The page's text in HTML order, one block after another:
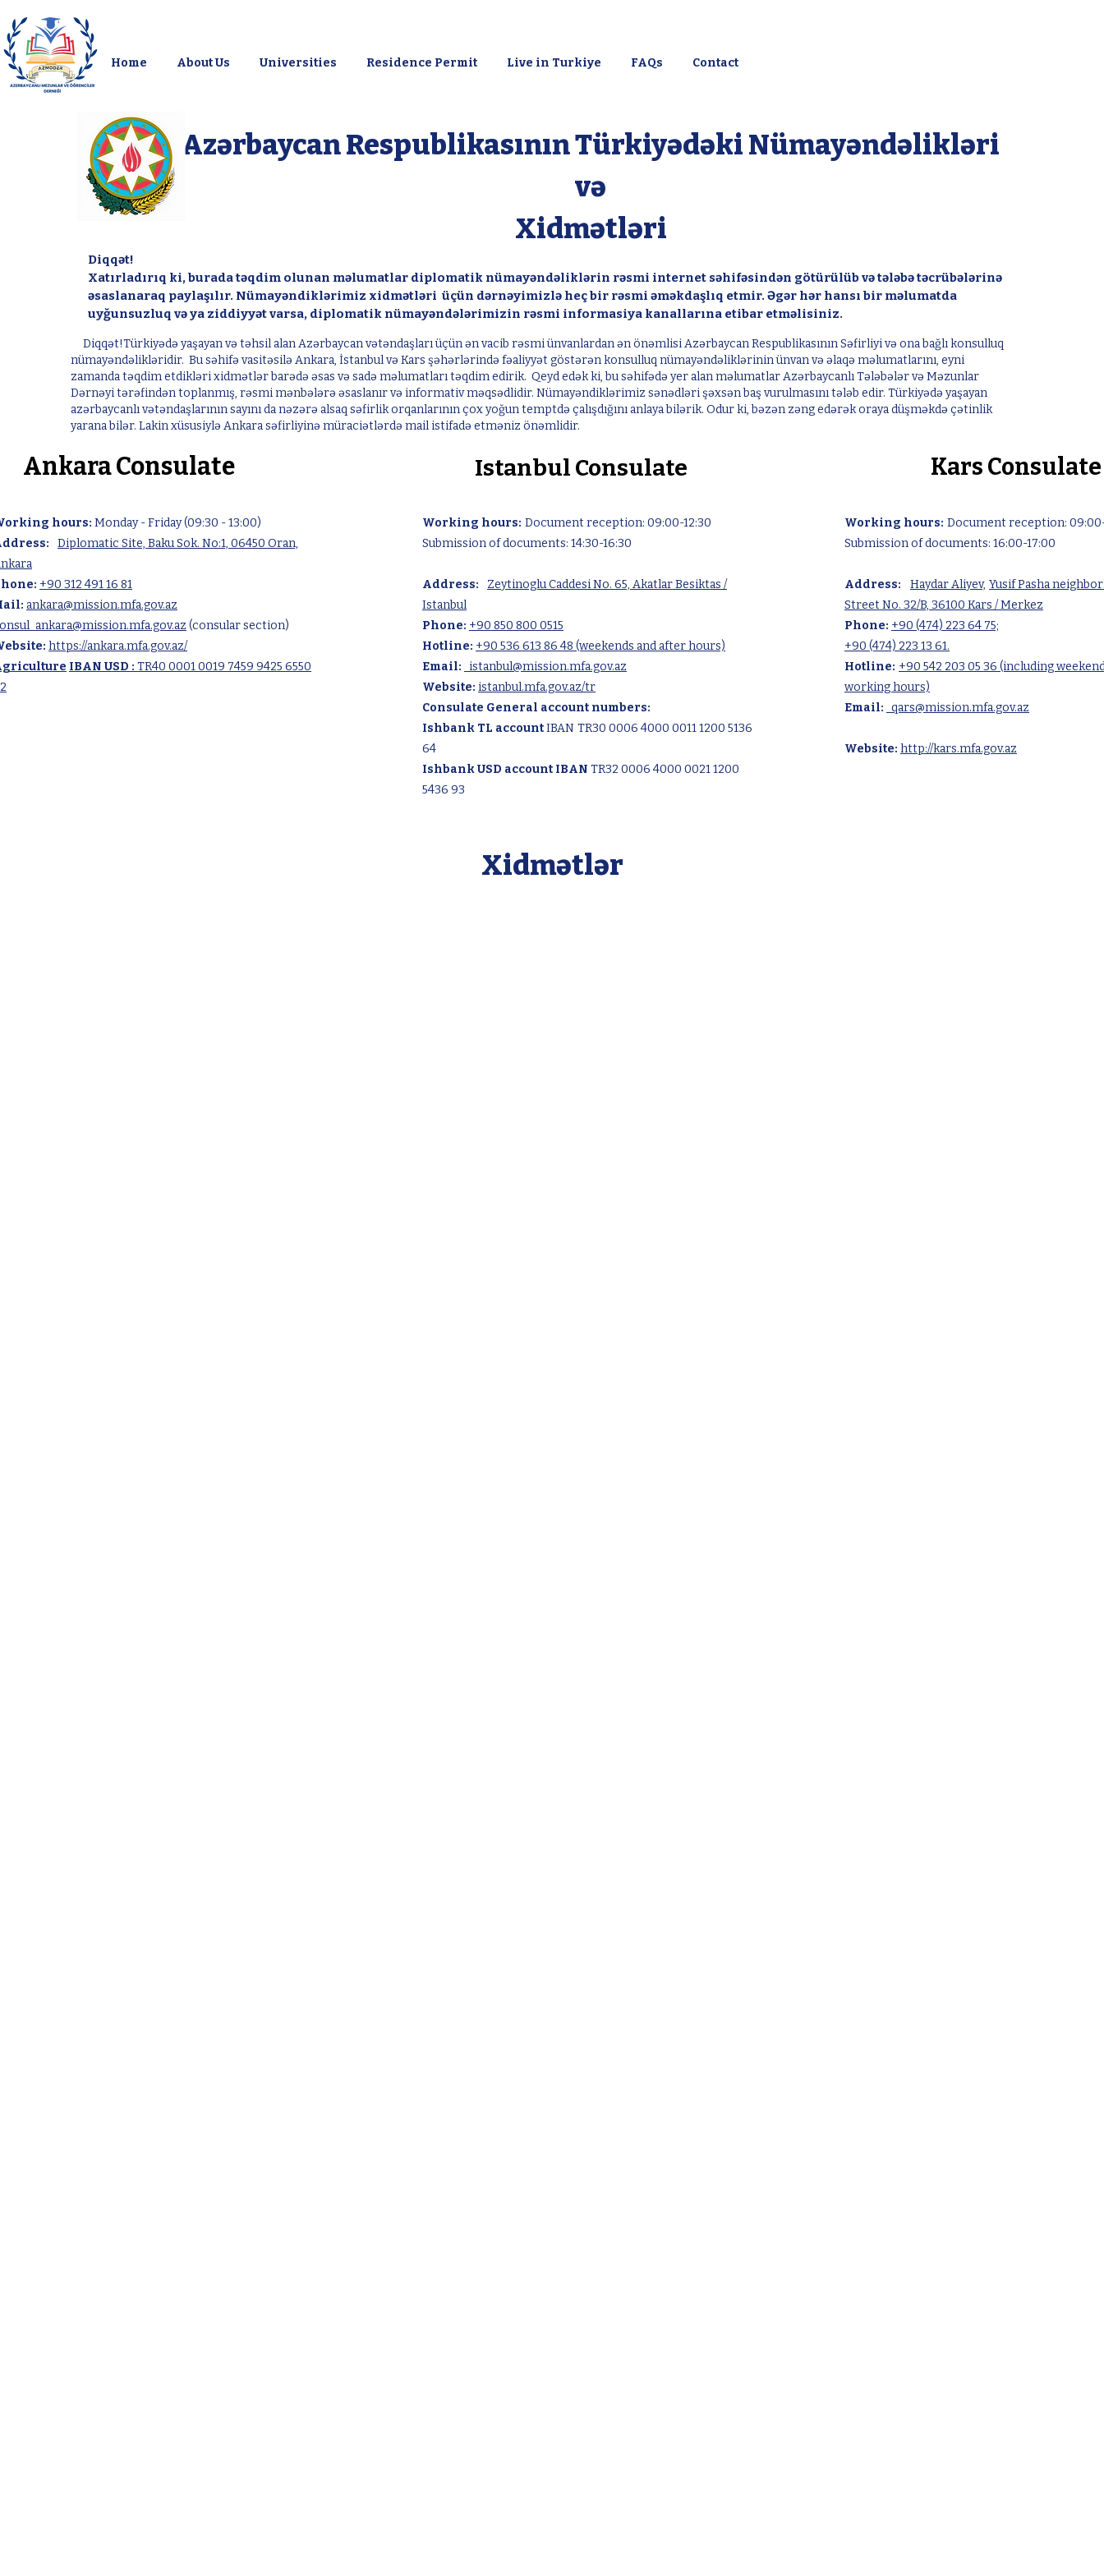
Home About Us Universities Residence Permit Live in Turkiye FAQs Contact
Azərbaycan Respublikasının Türkiyədəki Nümayəndəlikləri
və
Xidmətləri
Diqqət!
Xatırladırıq ki, burada təqdim olunan məlumatlar diplomatik nümayəndəliklərin rəsmi internet səhifəsindən götürülüb və tələbə təcrübələrinə
əsaslanaraq paylaşılır. Nümayəndiklərimiz xidmətləri üçün dərnəyimizlə heç bir rəsmi əməkdaşlıq etmir. Əgər hər hansı bir məlumatda
uyğunsuzluq və ya ziddiyyət varsa, diplomatik nümayəndələrimizin rəsmi informasiya kanallarına etibar etməlisiniz.
Diqqət!Türkiyədə yaşayan və təhsil alan Azərbaycan vətəndaşları üçün ən vacib rəsmi ünvanlardan ən önəmlisi Azərbaycan Respublikasının Səfirliyi və ona bağlı konsulluq
nümayəndəlikləridir. Bu səhifə vasitəsilə Ankara, İstanbul və Kars şəhərlərində fəaliyyət göstərən konsulluq nümayəndəliklərinin ünvan və əlaqə məlumatlarını, eyni
zamanda təqdim etdikləri xidmətlər barədə əsas və sadə məlumatları təqdim edirik. Qeyd edək ki, bu səhifədə yer alan məlumatlar Azərbaycanlı Tələbələr və Məzunlar
Dərnəyi tərəfindən toplanmış, rəsmi mənbələrə əsaslanır və informativ məqsədlidir. Nümayəndiklərimiz sənədləri şəxsən baş vurulmasını tələb edir. Türkiyədə yaşayan
azərbaycanlı vətəndaşlarının sayını da nəzərə alsaq səfirlik orqanlarının çox yoğun temptdə çalışdığını anlaya bilərik. Odur ki, bəzən zəng edərək oraya düşməkdə çətinlik
yarana bilər. Lakin xüsusiylə Ankara səfirliyinə müraciətlərdə mail istifadə etməniz önəmlidir.
Ankara Consulate
Ankara Consulate
hours: Monday - Friday (09:30 - 13:00)
Diplomatic Site, Baku Sok. No:1, 06450 Oran,
+90 312 491 16 81
ankara@mission.mfa.gov.az
(consular section)
https://ankara.mfa.gov.az/
IBAN USD : TR40 0001 0019 7459 9425 6550
Istanbul Consulate
Istanbul Consulate
Working hours: Document reception: 09:00-12:30
Submission of documents: 14:30-16:30
Address:
Zeytinoglu Caddesi No. 65, Akatlar Besiktas /
Istanbul
Phone: +90 850 800 0515
Hotline: +90 536 613 86 48 (weekends and after hours)
Email:
istanbul@mission.mfa.gov.az
Website: istanbul.mfa.gov.az/tr
Consulate General account numbers:
Ishbank TL accountIBAN TR30 0006 4000 0011 1200 5136
64
Ishbank USD account IBAN TR32 0006 4000 0021 1200
5436 93
Kars Consulate
Kars Consulate
Working hours: Document reception:
Submission of documents: 16:00-17:00
Address: Haydar Aliyev, Yusif Pasha
Street No. 32/B, 36100 Kars / Merkez
Phone: +90 (474) 223 64 75;
+90 (474) 223 13 61.
Hotline: +90 542 203 05 36 (including
working hours)
Email: qars@mission.mfa.gov.az
Website: http://kars.mfa.gov.az
Xidmətlər